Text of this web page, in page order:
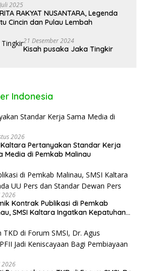
2025
RAKYAT NUSANTARA, Legenda
Cincin dan Pulau Lembah
21 Desember 2024
Kisah pusaka Jaka Tingkir
Indonesia
2026
Kaltara Pertanyakan Standar Kerja
Media di Pemkab Malinau
2026
Kontrak Publikasi di Pemkab
SMSI Kaltara Ingatkan Kepatuhan
2026